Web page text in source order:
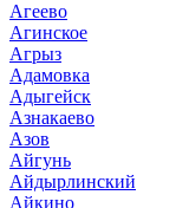
Агеево
Агинское
Агрыз
Адамовка
Адыгейск
Азнакаево
Азов
Айгунь
Айдырлинский
Айкино